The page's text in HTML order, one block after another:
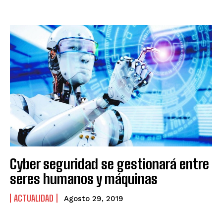
Cyber seguridad se gestionará entre
seres humanos y máquinas
ACTUALIDAD Agosto 29, 2019